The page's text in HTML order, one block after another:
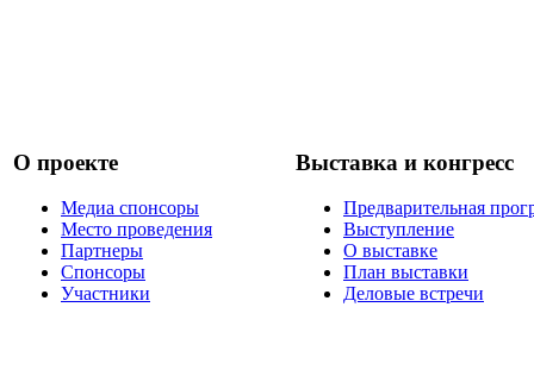
О проекте
Медиа спонсоры
Место проведения
Партнеры
Спонсоры
Участники
Выставка и конгресс
Предварительная
Выступление
О выставке
План выставки
Деловые встречи